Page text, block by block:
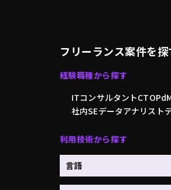
フリーランス案件を探
経験職種から探す
ITコンサルタントCTO
社内SEデータアナリスト
利用技術から探す
言語